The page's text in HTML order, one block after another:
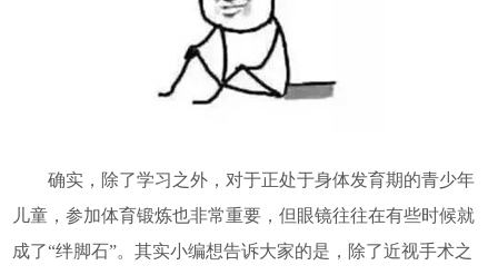
确实，除了学习之外，对于正处于身体发育期的青少年
儿童，参加体育锻炼也非常重要，但眼镜往往在有些时候就
成了“绊脚石”。其实小编想告诉大家的是，除了近视手术之